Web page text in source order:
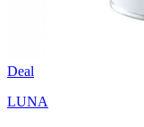
Deal
LUNA